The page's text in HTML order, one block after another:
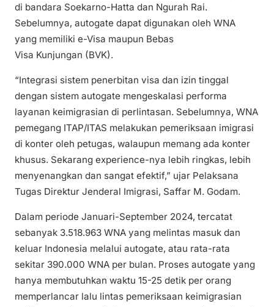
di bandara Soekarno-Hatta dan Ngurah Rai.
Sebelumnya, autogate dapat digunakan oleh WNA
yang memiliki e-Visa maupun Bebas
Visa Kunjungan (BVK).
“Integrasi sistem penerbitan visa dan izin tinggal
dengan sistem autogate mengeskalasi performa
layanan keimigrasian di perlintasan. Sebelumnya, WNA
pemegang ITAP/ITAS melakukan pemeriksaan imigrasi
di konter oleh petugas, walaupun memang ada konter
khusus. Sekarang experience-nya lebih ringkas, lebih
menyenangkan dan sangat efektif,” ujar Pelaksana
Tugas Direktur Jenderal Imigrasi, Saffar M. Godam.
Dalam periode Januari-September 2024, tercatat
sebanyak 3.518.963 WNA yang melintas masuk dan
keluar Indonesia melalui autogate, atau rata-rata
sekitar 390.000 WNA per bulan. Proses autogate yang
hanya membutuhkan waktu 15-25 detik per orang
memperlancar lalu lintas pemeriksaan keimigrasian